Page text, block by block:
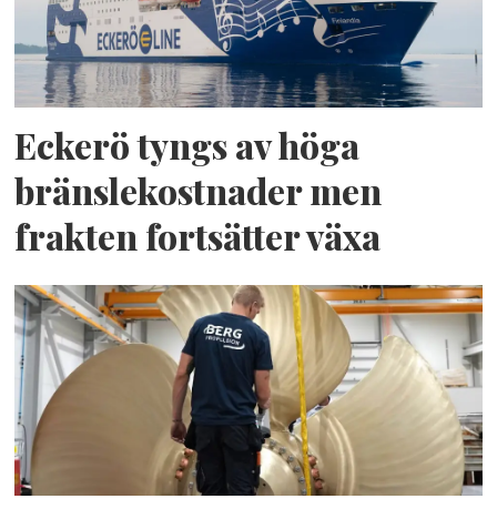
Eckerö tyngs av höga
bränslekostnader men
frakten fortsätter växa